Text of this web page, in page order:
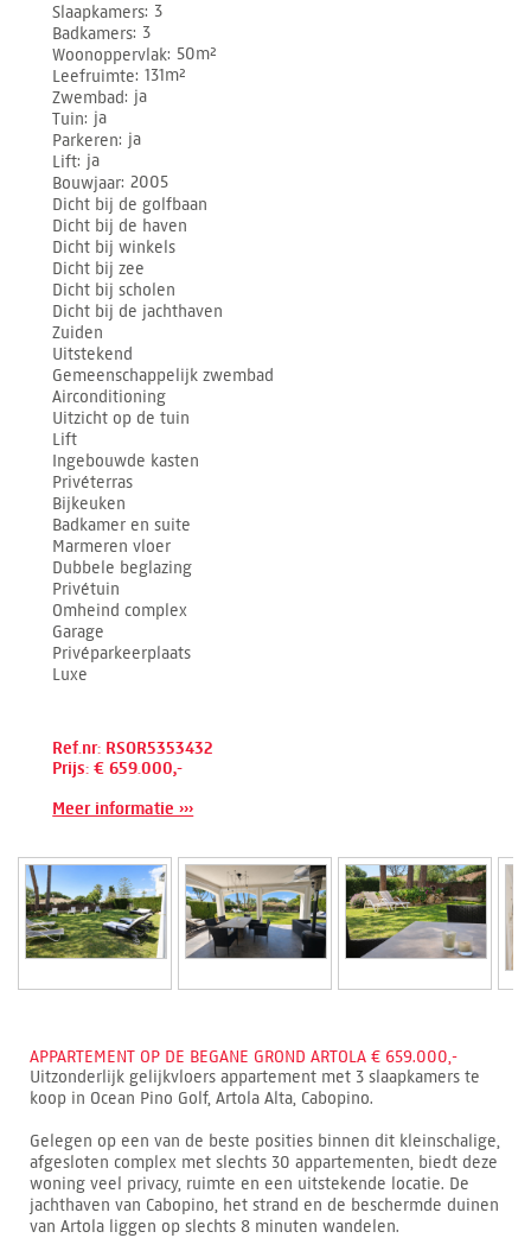
Slaapkamers 3
Badkamers 3
Woonoppervlak 50m²
Leefruimte 131m²
Zwembad ja
Tuin ja
Parkeren ja
Lift ja
Bouwjaar 2005
Dicht bij de golfbaan
Dicht bij de haven
Dicht bij winkels
Dicht bij zee
Dicht bij scholen
Dicht bij de jachthaven
Zuiden
Uitstekend
Gemeenschappelijk zwembad
Airconditioning
Uitzicht op de tuin
Lift
Ingebouwde kasten
Privéterras
Bijkeuken
Badkamer en suite
Marmeren vloer
Dubbele beglazing
Privétuin
Omheind complex
Garage
Privéparkeerplaats
Luxe
Ref.nr: RSOR5353432
Prijs: € 659.000,-
Meer informatie ›››
APPARTEMENT OP DE BEGANE GROND ARTOLA € 659.000,-
Uitzonderlijk gelijkvloers appartement met 3 slaapkamers te
koop in Ocean Pino Golf, Artola Alta, Cabopino.
Gelegen op een van de beste posities binnen dit kleinschalige,
afgesloten complex met slechts 30 appartementen, biedt deze
woning veel privacy, ruimte en een uitstekende locatie. De
jachthaven van Cabopino, het strand en de beschermde duinen
van Artola liggen op slechts 8 minuten wandelen.